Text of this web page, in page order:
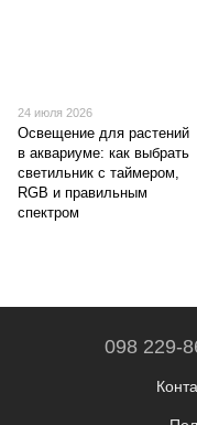
24 июля 2026
Освещение для растений
в аквариуме: как выбрать
светильник с таймером,
RGB и правильным
спектром
098 229-